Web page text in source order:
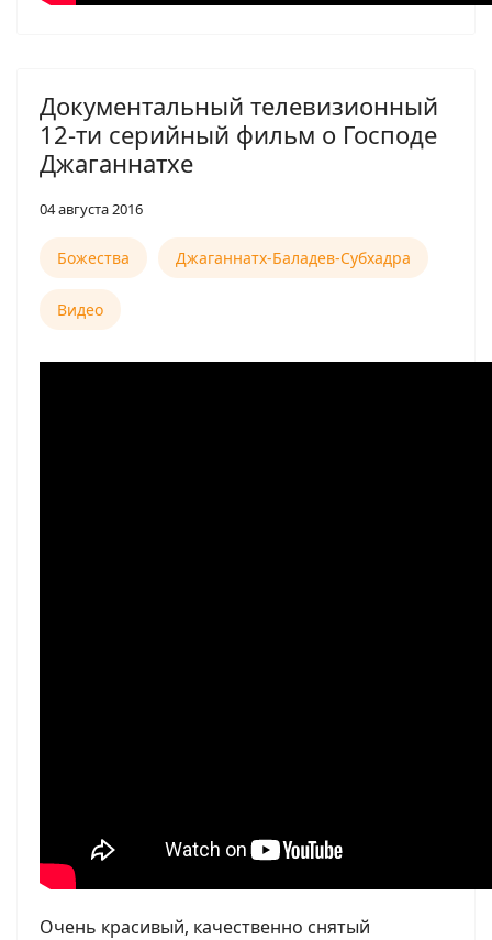
Документальный телевизионный
12-ти серийный фильм о Господе
Джаганнатхе
04 августа 2016
Божества Джаганнатх-Баладев-Субхадра
Видео
Очень красивый, качественно снятый